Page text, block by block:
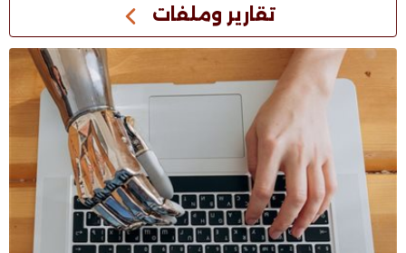
تقارير وملفات